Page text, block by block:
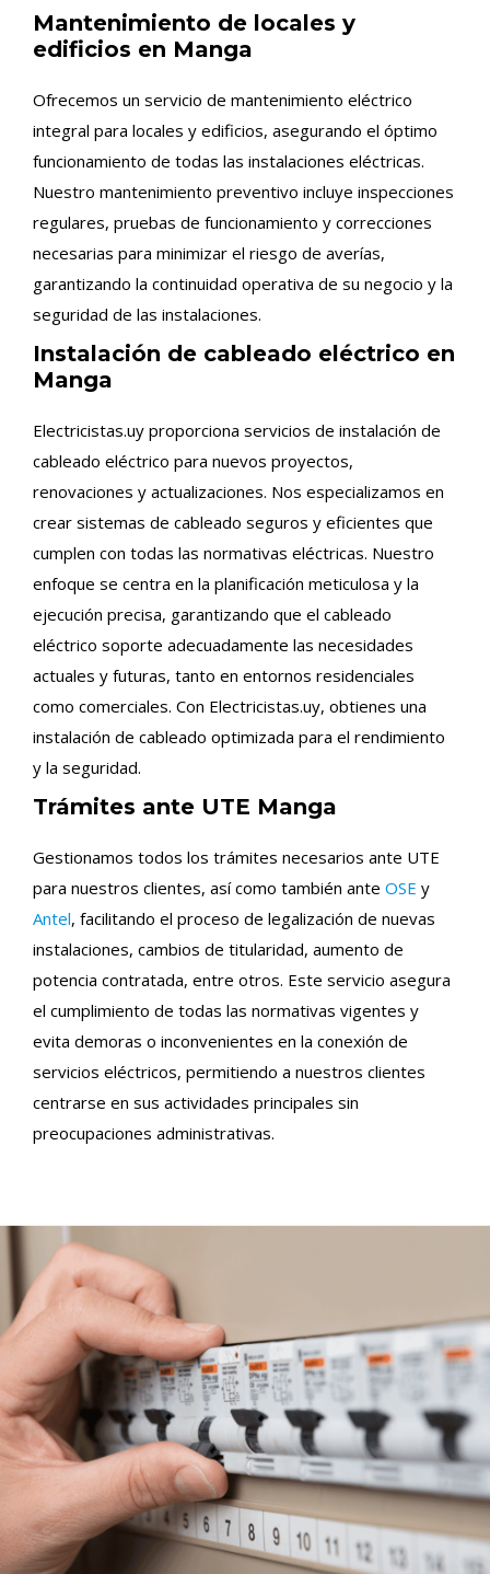
Mantenimiento de locales y
edificios en Manga
Ofrecemos un servicio de mantenimiento eléctrico
integral para locales y edificios, asegurando el óptimo
funcionamiento de todas las instalaciones eléctricas.
Nuestro mantenimiento preventivo incluye inspecciones
regulares, pruebas de funcionamiento y correcciones
necesarias para minimizar el riesgo de averías,
garantizando la continuidad operativa de su negocio y la
seguridad de las instalaciones.
Instalación de cableado eléctrico en
Manga
Electricistas.uy proporciona servicios de instalación de
cableado eléctrico para nuevos proyectos,
renovaciones y actualizaciones. Nos especializamos en
crear sistemas de cableado seguros y eficientes que
cumplen con todas las normativas eléctricas. Nuestro
enfoque se centra en la planificación meticulosa y la
ejecución precisa, garantizando que el cableado
eléctrico soporte adecuadamente las necesidades
actuales y futuras, tanto en entornos residenciales
como comerciales. Con Electricistas.uy, obtienes una
instalación de cableado optimizada para el rendimiento
y la seguridad.
Trámites ante UTE Manga
Gestionamos todos los trámites necesarios ante UTE
para nuestros clientes, así como también ante OSE y
Antel, facilitando el proceso de legalización de nuevas
instalaciones, cambios de titularidad, aumento de
potencia contratada, entre otros. Este servicio asegura
el cumplimiento de todas las normativas vigentes y
evita demoras o inconvenientes en la conexión de
servicios eléctricos, permitiendo a nuestros clientes
centrarse en sus actividades principales sin
preocupaciones administrativas.